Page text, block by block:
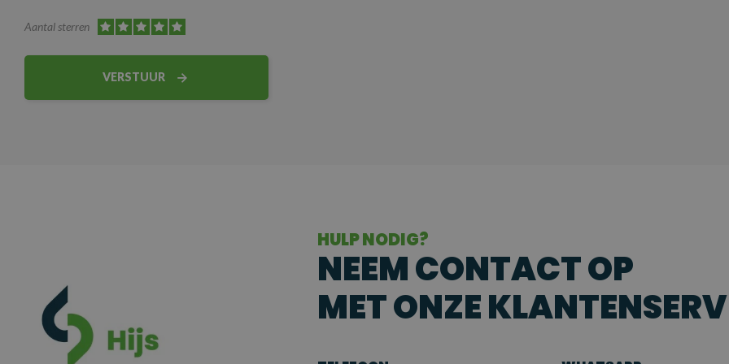
Aantal sterren
VERSTUUR
HULP NODIG?
NEEM CONTACT OP
MET ONZE